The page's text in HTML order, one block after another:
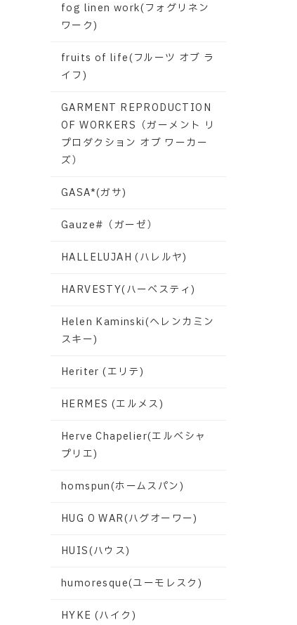
fog linen work(フォグリネン
ワーク)
fruits of life(フルーツ オブ ラ
イフ)
GARMENT REPRODUCTION
OF WORKERS（ガーメント リ
プロダクション オブ ワーカー
ズ）
GASA*(ガサ)
Gauze#（ガーゼ）
HALLELUJAH (ハレルヤ)
HARVESTY(ハーベスティ)
Helen Kaminski(ヘレンカミン
スキー)
Heriter (エリテ)
HERMES (エルメス)
Herve Chapelier(エルベシャ
プリエ)
homspun(ホームスパン)
HUG O WAR(ハグオーワー)
HUIS(ハウス)
humoresque(ユーモレスク)
HYKE (ハイク)